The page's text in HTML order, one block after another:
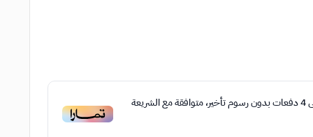
4دفعات بدون رسوم تأخير، متوافقة مع الشريعة